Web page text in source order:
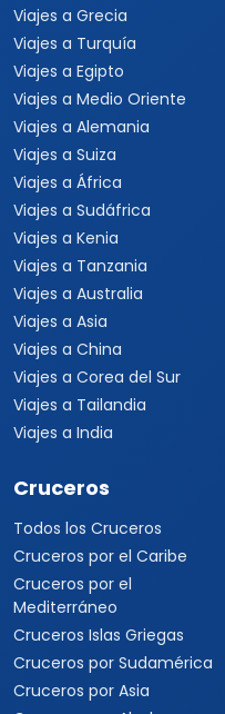
Viajes a Grecia
Viajes a Turquía
Viajes a Egipto
Viajes a Medio Oriente
Viajes a Alemania
Viajes a Suiza
Viajes a África
Viajes a Sudáfrica
Viajes a Kenia
Viajes a Tanzania
Viajes a Australia
Viajes a Asia
Viajes a China
Viajes a Corea del Sur
Viajes a Tailandia
Viajes a India
Cruceros
Todos los Cruceros
Cruceros por el Caribe
Cruceros por el
Mediterráneo
Cruceros Islas Griegas
Cruceros por Sudamérica
Cruceros por Asia